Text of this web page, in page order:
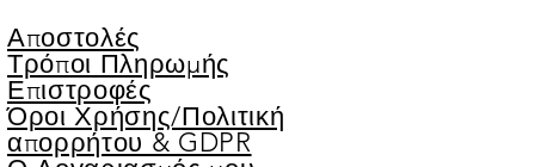
Αποστολές
Τρόποι Πληρωμής
Επιστροφές
Όροι Χρήσης/Πολιτική
απορρήτου & GDPR